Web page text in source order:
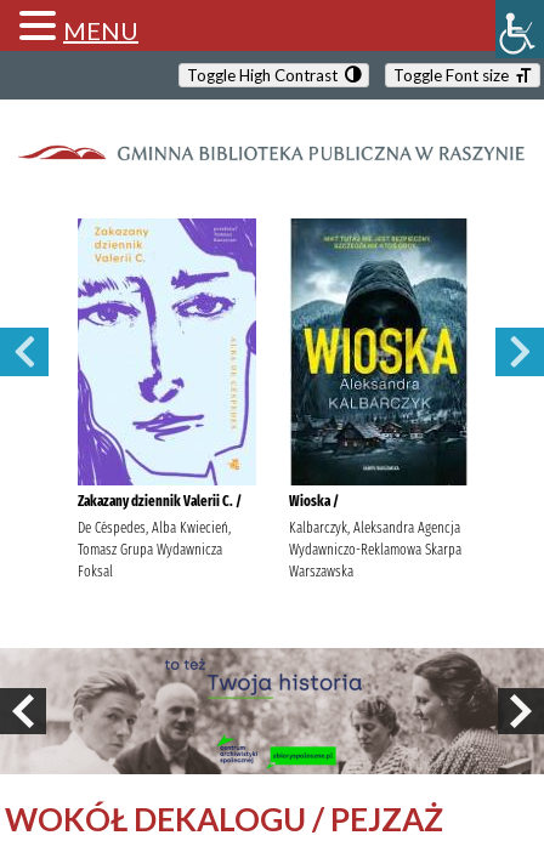
Toggle High Contrast Toggle Font size
WOKÓŁ DEKALOGU / PEJZAŻ
MENU